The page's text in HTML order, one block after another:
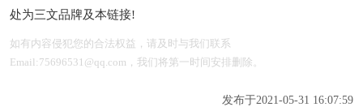
处为三文品牌及本链接!
如有内容侵犯您的合法权益，请及时与我们联系
Email:75696531@qq.com，我们将第一时间安排删除。
发布于2021-05-31 16:07:59